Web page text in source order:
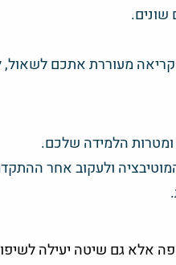
שונים.
מעוררת אתכם
ומטרות הלמידה שלכם.
ולעקוב אחר
אלא גם שיטה יעילה